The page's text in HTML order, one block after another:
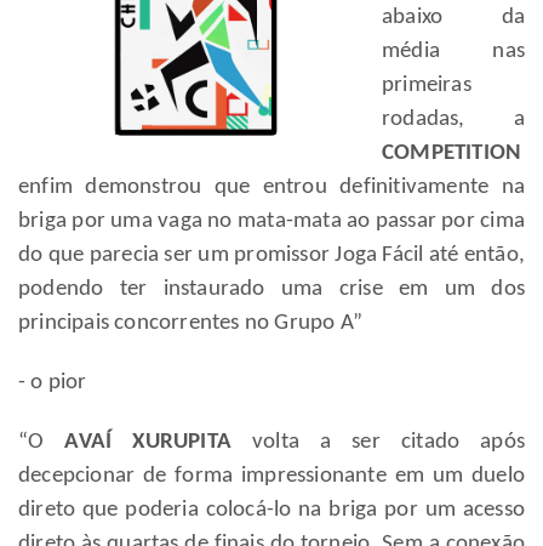
abaixo da
média nas
primeiras
rodadas, a
COMPETITION
enfim demonstrou que entrou definitivamente na
briga por uma vaga no mata-mata ao passar por cima
do que parecia ser um promissor Joga Fácil até então,
podendo ter instaurado uma crise em um dos
principais concorrentes no Grupo A”
- o pior
“OAVAÍ XURUPITAvolta a ser citado após
decepcionar de forma impressionante em um duelo
direto que poderia colocá-lo na briga por um acesso